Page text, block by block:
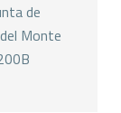
de
Monte